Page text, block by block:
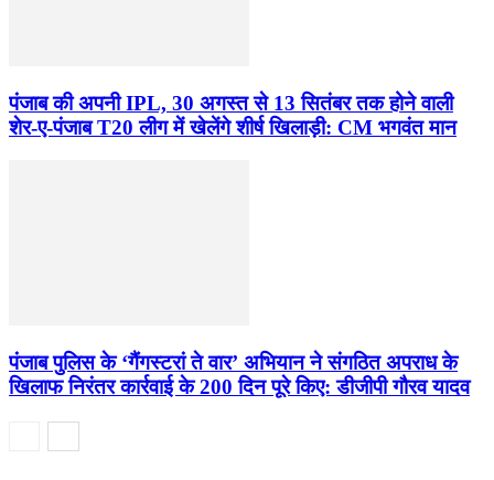
पंजाब की अपनी IPL, 30 अगस्त से 13 सितंबर तक होने वाली
शेर-ए-पंजाब T20 लीग में खेलेंगे शीर्ष खिलाड़ी: CM भगवंत मान
पंजाब पुलिस के ‘गैंगस्टरां ते वार’ अभियान ने संगठित अपराध के
खिलाफ निरंतर कार्रवाई के 200 दिन पूरे किए: डीजीपी गौरव यादव